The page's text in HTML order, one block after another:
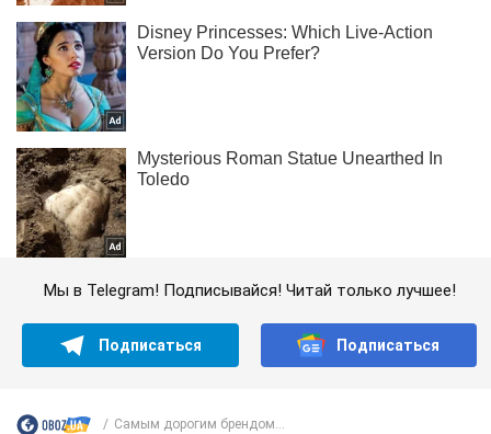
Мы в Telegram! Подписывайся! Читай только лучшее!
Подписаться Подписаться
Самым дорогим брендом...